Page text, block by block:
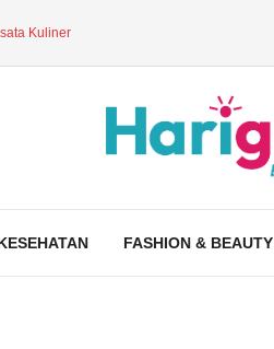
Kuliner
FASHION & BEAUTY